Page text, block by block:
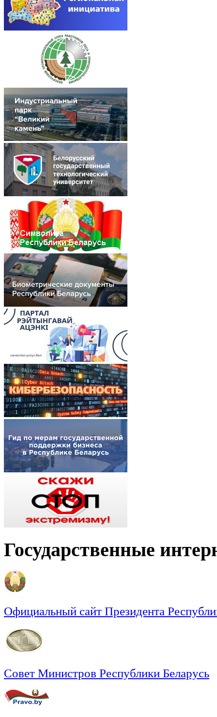
Государственные
Официальный сайт Президента
Совет Министров Республики Беларусь